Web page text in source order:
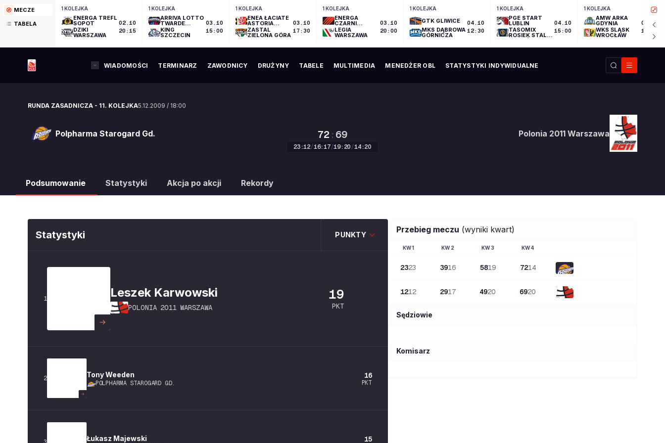
MECZE
TABELA
1 KOLEJKA
ENERGA TREFL
SOPOT
DZIKI
WARSZAWA
02.10
20:15
1 KOLEJKA
ARRIVA LOTTO
TWARDE
PIERNIKI
TORUŃ
KING
SZCZECIN
03.10
15:00
1 KOLEJKA
ENEA ŁACIATE
ASTORIA
BYDGOSZCZ
ZASTAL
ZIELONA GÓRA
03.10
17:30
1 KOLEJKA
ENERGA
CZARNI
SŁUPSK
LEGIA
WARSZAWA
03.10
20:00
1 KOLEJKA
GTK GLIWICE
MKS DĄBROWA
GÓRNICZA
04.10
12:30
1 KOLEJKA
PGE START
LUBLIN
TASOMIX
ROSIEK STAL
WIELKOPOLSKI
04.10
15:00
1 KOLEJKA
AMW ARKA
GDYNIA
WKS ŚLĄSK
WROCŁAW
04.10
17:30
WIADOMOŚCI TERMINARZ ZAWODNICY DRUŻYNY TABELE MULTIMEDIA MENEDŻER OBL STATYSTYKI INDYWIDUALNE
RUNDA ZASADNICZA - 11. KOLEJKA5.12.2009 / 18:00
Polpharma Starogard Gd. 72 : 69 Polonia 2011 Warszawa
23:12/16:17/19: 20 /14:20
Podsumowanie Statystyki Akcja po akcji Rekordy
Statystyki PUNKTY
1 Leszek Karwowski
POLONIA 2011 WARSZAWA
19
PKT
2 TonyWeeden
POLPHARMA STAROGARD GD.
16
PKT
Łukasz Majewski 15
Przebieg meczu (wyniki kwart)
KW1 KW 2 KW3 KW4
2323 3916 5819 7214
1212 2917 4920 6920
Sędziowie
Komisarz